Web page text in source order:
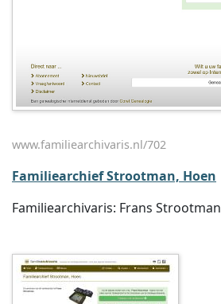
www.familiearchivaris.nl/702
Familiearchief Strootman, Hoen
Familiearchivaris: Frans Strootman